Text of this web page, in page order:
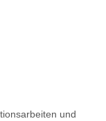
und